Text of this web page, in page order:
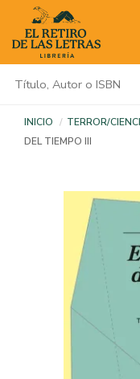
INICIO TERROR/
DEL TIEMPO III